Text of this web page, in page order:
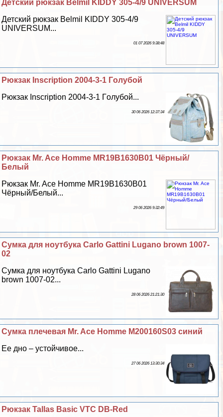
Детский рюкзак Belmil KIDDY 305-4/9 UNIVERSUM
Детский рюкзак Belmil KIDDY 305-4/9
UNIVERSUM...
01 07 2026 9:38:48
Рюкзак Inscription 2004-3-1 Гoлyбой
Рюкзак Inscription 2004-3-1 Гoлyбой...
30 06 2026 12:37:34
Рюкзак Mr. Ace Homme MR19B1630B01 Чёрный/
Белый
Рюкзак Mr. Ace Homme MR19B1630B01
Чёрный/Белый...
29 06 2026 9:32:49
Сумка для ноутбука Carlo Gattini Lugano brown 1007-
02
Сумка для ноутбука Carlo Gattini Lugano
brown 1007-02...
28 06 2026 21:21:30
Сумка плечевая Mr. Ace Homme M200160S03 синий
Ее дно – устойчивое...
27 06 2026 13:30:34
Рюкзак Tallas Basic VTC DB-Red